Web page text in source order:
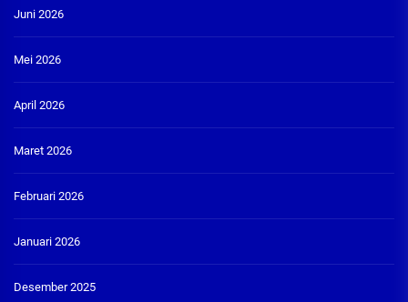
Juni 2026
Mei 2026
April 2026
Maret 2026
Februari 2026
Januari 2026
Desember 2025